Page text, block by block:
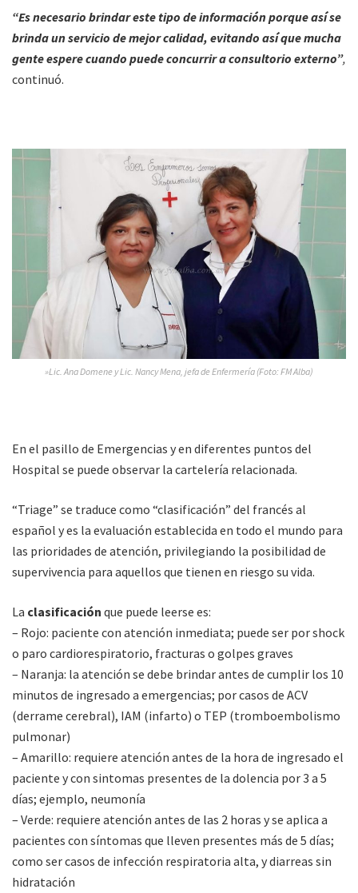
“Es necesario brindar este tipo de información porque así se
brinda un servicio de mejor calidad, evitando así que mucha
gente espere cuando puede concurrir a consultorio externo”,
continuó.
»Lic. Ana Domene y Lic. Nancy Mena, jefa de Enfermería (Foto: FM Alba)
En el pasillo de Emergencias y en diferentes puntos del
Hospital se puede observar la cartelería relacionada.
“Triage” se traduce como “clasificación” del francés al
español y es la evaluación establecida en todo el mundo para
las prioridades de atención, privilegiando la posibilidad de
supervivencia para aquellos que tienen en riesgo su vida.
La clasificación que puede leerse es:
– Rojo: paciente con atención inmediata; puede ser por shock
o paro cardiorespiratorio, fracturas o golpes graves
– Naranja: la atención se debe brindar antes de cumplir los 10
minutos de ingresado a emergencias; por casos de ACV
(derrame cerebral), IAM (infarto) o TEP (tromboembolismo
pulmonar)
– Amarillo: requiere atención antes de la hora de ingresado el
paciente y con sintomas presentes de la dolencia por 3 a 5
días; ejemplo, neumonía
– Verde: requiere atención antes de las 2 horas y se aplica a
pacientes con síntomas que lleven presentes más de 5 días;
como ser casos de infección respiratoria alta, y diarreas sin
hidratación